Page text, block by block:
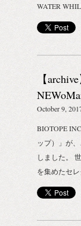
WATER
し、 その後
ALCHEMIST
ではNOSE
さらに多く
ます。 こう
日頃
いているみ
し上げます
さが生活を
は曖昧な概
ブランドや
く、作り手の
えています
という3者の
【
October 9,
BIOTOPE
ップ）」が
しました。
を集めたセ
あなたの鼻
自由な楽しさ
じて進め）